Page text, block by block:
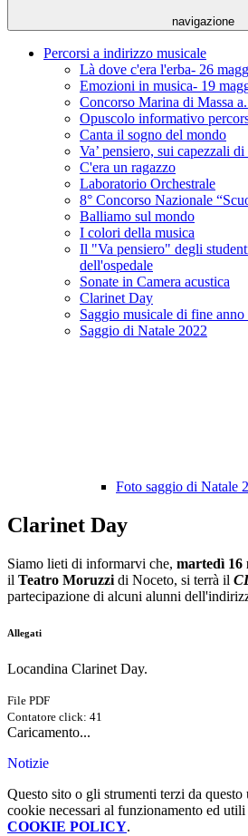
navigazione
Percorsi a indirizzo musicale
Là dove c'era l'erba- 26
Emozioni in musica- 19
Concorso Marina di Massa
Opuscolo informativo
Canta il sogno del mondo
Va’ pensiero, sui capezzali
C'era un ragazzo
Laboratorio Orchestrale
8° Concorso Nazionale
Balliamo sul mondo
I colori della musica
Il "Va pensiero" degli
dell'ospedale
Sonate in Camera acustica
Clarinet Day
Saggio musicale di fine
Saggio di Natale 2022
Foto saggio di Natale
Clarinet Day
Siamo lieti di informarvi che, martedì 16
il Teatro Moruzzi di Noceto, si terrà il
partecipazione di alcuni alunni
Allegati
Locandina Clarinet Day.
File PDF
Contatore click: 41
Caricamento...
Notizie
Questo sito o gli strumenti terzi da
cookie necessari al funzionamento ed
COOKIE POLICY.